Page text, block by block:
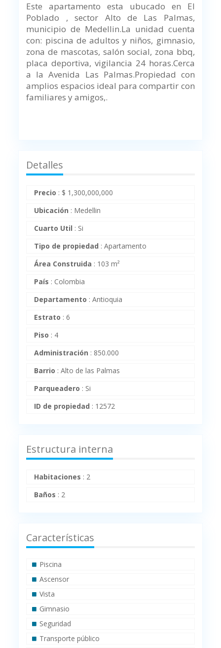
Este apartamento esta ubucado en El
Poblado , sector Alto de Las Palmas,
municipio de Medellin.La unidad cuenta
con: piscina de adultos y niños, gimnasio,
zona de mascotas, salón social, zona bbq,
placa deportiva, vigilancia 24 horas.Cerca
a la Avenida Las Palmas.Propiedad con
amplios espacios ideal para compartir con
familiares y amigos,.
Detalles
Precio : $ 1,300,000,000
Ubicación : Medellin
Cuarto Util : Si
Tipo de propiedad :Apartamento
Área Construida : 103 m²
País : Colombia
Departamento :Antioquia
Estrato :6
Piso : 4
Administración : 850.000
Barrio :Alto de las Palmas
Parqueadero : Si
ID de propiedad : 12572
Estructura interna
Habitaciones : 2
Baños : 2
Características
Piscina
Ascensor
Vista
Gimnasio
Seguridad
Transporte público